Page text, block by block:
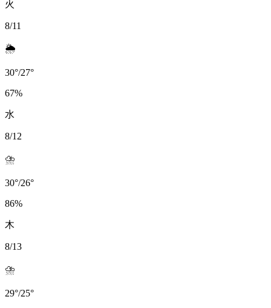
火
8/11
🌦️
30°/27°
67%
水
8/12
⛈️
30°/26°
86%
木
8/13
⛈️
29°/25°